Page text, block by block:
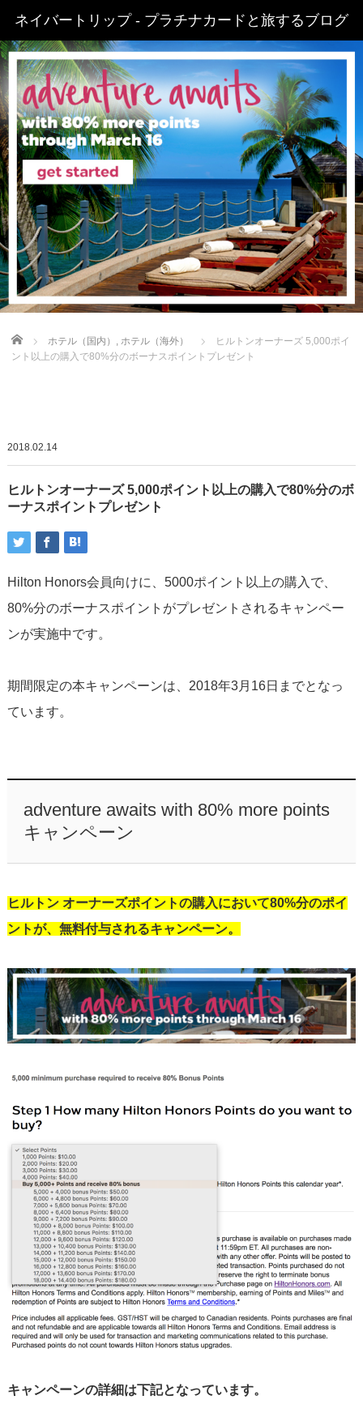
ネイバートリップ - プラチナカードと旅するブログ
Home ホテル（国内） ホテル（海外）
ヒルトンオーナーズ 5,000ポイ
ント以上の購入で80%分のボーナスポイントプレゼント
2018.02.14
ヒルトンオーナーズ 5,000ポイント以上の購入で80%分のボ
ーナスポイントプレゼント
Hilton Honors会員向けに、5000ポイント以上の購入で、
80%分のボーナスポイントがプレゼントされるキャンペー
ンが実施中です。
期間限定の本キャンペーンは、2018年3月16日までとなっ
ています。
adventure awaits with 80% more points
キャンペーン
ヒルトン オーナーズポイントの購入において80%分のポイ
ントが、無料付与されるキャンペーン。
キャンペーンの詳細は下記となっています。